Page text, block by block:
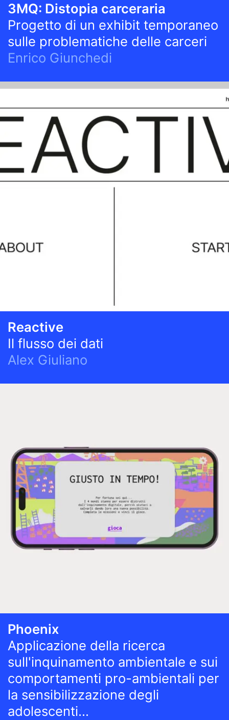
3MQ: Distopia carceraria
Progetto di un exhibit temporaneo
sulle problematiche delle carceri
Enrico Giunchedi
Reactive
Il flusso dei dati
Alex Giuliano
Phoenix
Applicazione della ricerca
sull'inquinamento ambientale e sui
comportamenti pro-ambientali per
la sensibilizzazione degli
adolescenti